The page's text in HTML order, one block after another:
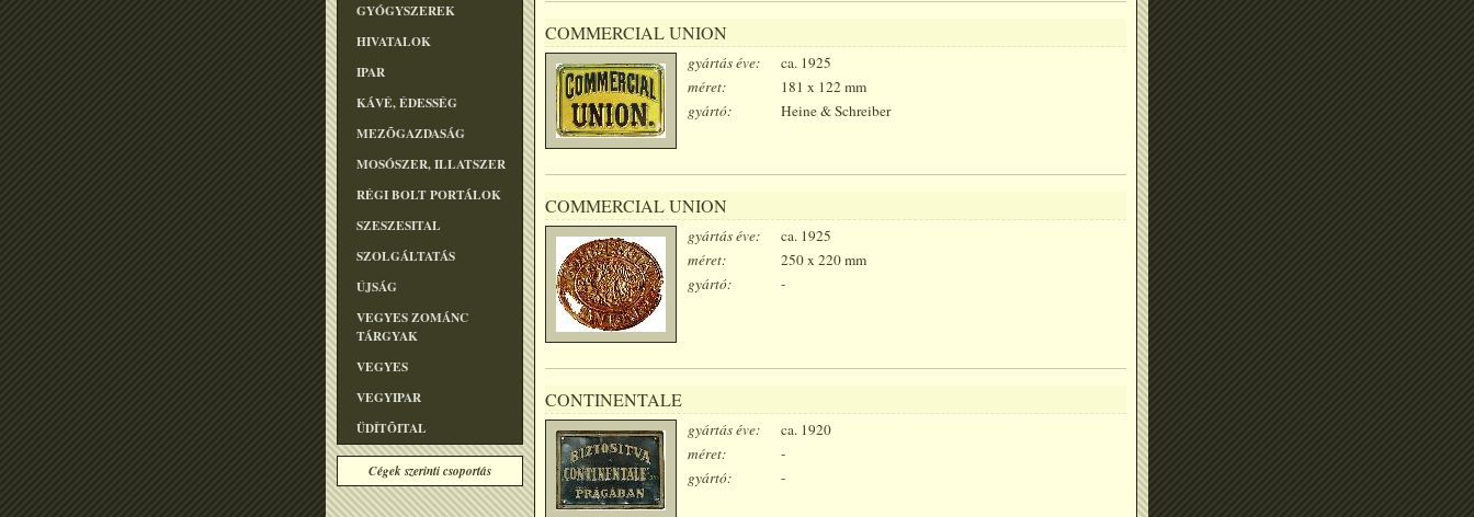
GYÓGYSZEREK
HIVATALOK
IPAR
KÁVÉ, ÉDESSÉG
MEZÕGAZDASÁG
MOSÓSZER, ILLATSZER
RÉGI BOLT PORTÁLOK
SZESZESITAL
SZOLGÁLTATÁS
ÚJSÁG
VEGYES ZOMÁNC
TÁRGYAK
VEGYES
VEGYIPAR
ÜDÍTÕITAL
Cégek szerinti csoportás
COMMERCIAL UNION
gyártás éve:
ca. 1925
méret:
181 x 122 mm
gyártó:
Heine & Schreiber
COMMERCIAL UNION
gyártás éve:
ca. 1925
méret:
250 x 220 mm
gyártó:
-
CONTINENTALE
gyártás éve:
ca. 1920
méret:
-
gyártó:
-